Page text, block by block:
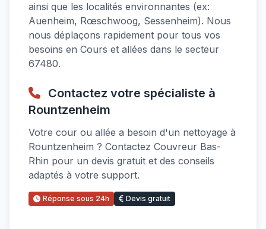
ainsi que les localités environnantes (ex:
Auenheim, Rœschwoog, Sessenheim). Nous
nous déplaçons rapidement pour tous vos
besoins en Cours et allées dans le secteur
67480.
Contactez votre spécialiste à
Rountzenheim
Votre cour ou allée a besoin d'un nettoyage à
Rountzenheim ? Contactez Couvreur Bas-
Rhin pour un devis gratuit et des conseils
adaptés à votre support.
Réponse sous 24h Devis gratuit